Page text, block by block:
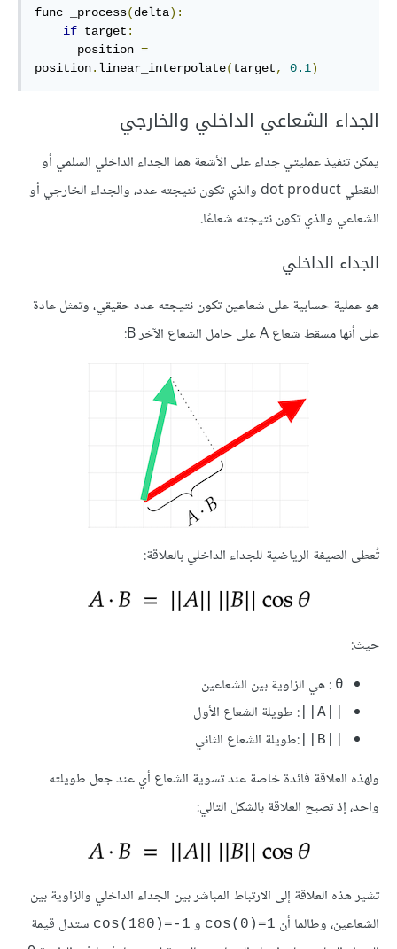
func _process(delta):
if target :
      position
=
position. linear_interpolate(target, 0.1)
الجداء الشعاعي الداخلي والخارجي
يمكن تنفيذ عمليتي جداء على اﻷشعة هما الجداء الداخلي السلمي أو
النقطي dot product والذي تكون نتيجته عدد، والجداء الخارجي أو
الشعاعي والذي تكون نتيجته شعاعًا.
الجداء الداخلي
هو عملية حسابية على شعاعين تكون نتيجته عدد حقيقي، وتمثل عادة
على أنها مسقط شعاع A على حامل الشعاع اﻵخر B:
تُعطى الصيغة الرياضية للجداء الداخلي بالعلاقة:
حيث:
θ : هي الزاوية بين الشعاعين
: طويلة الشعاع اﻷول
:طويلة الشعاع الثاني
ولهذه العلاقة فائدة خاصة عند تسوية الشعاع أي عند جعل طويلته
واحد، إذ تصبح العلاقة بالشكل التالي:
تشير هذه العلاقة إلى الارتباط المباشر بين الجداء الداخلي والزاوية بين
الشعاعين، وطالما أن cos(0)=1 و cos(180)=-1 ستدل قيمة